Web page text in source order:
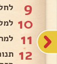
9
10
11
12